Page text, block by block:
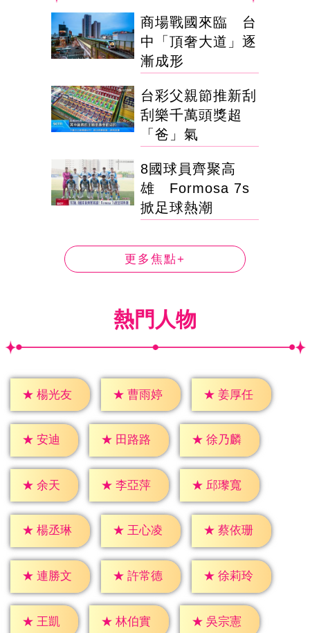
商場戰國來臨 台
中「頂奢大道」逐
漸成形
台彩父親節推新刮
刮樂千萬頭獎超
「爸」氣
8國球員齊聚高
雄 Formosa 7s
掀足球熱潮
更多焦點+
熱門人物
★ 楊光友 ★ 曹雨婷 ★ 姜厚任
★ 安迪 ★ 田路路 ★ 徐乃麟
★ 余天 ★ 李亞萍 ★ 邱瓈寬
★ 楊丞琳 ★ 王心凌 ★ 蔡依珊
★ 連勝文 ★ 許常德 ★ 徐莉玲
★ 王凱 ★ 林伯實 ★ 吳宗憲